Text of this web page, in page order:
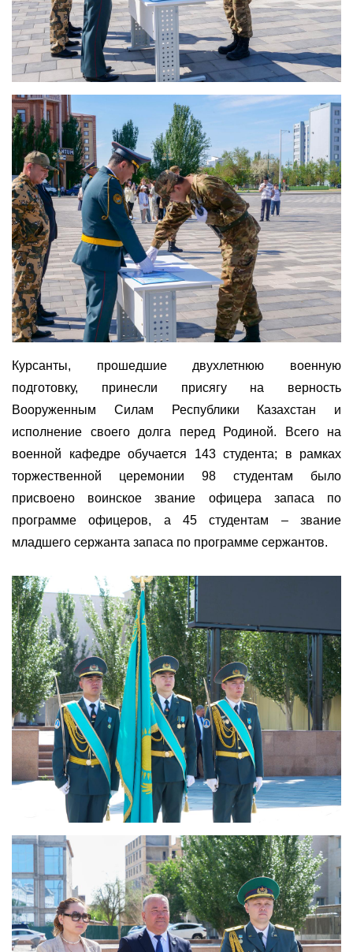
Курсанты, прошедшие двухлетнюю военную
подготовку, принесли присягу на верность
Вооруженным Силам Республики Казахстан и
исполнение своего долга перед Родиной. Всего на
военной кафедре обучается 143 студента; в рамках
торжественной церемонии 98 студентам было
присвоено воинское звание офицера запаса по
программе офицеров, а 45 студентам – звание
младшего сержанта запаса по программе сержантов.